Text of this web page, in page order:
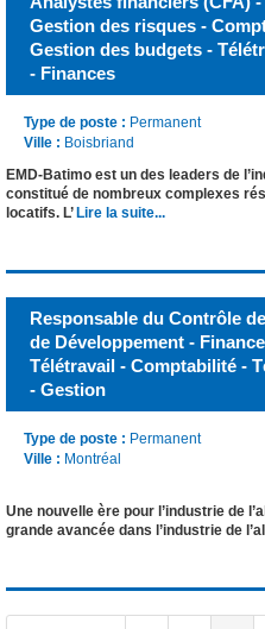
Gestion des risques -
Gestion des budgets -
- Finances
Type de poste : Permanent
Ville : Boisbriand
EMD-Batimo est un des leaders de
constitué de nombreux complexes
locatifs. L’ Lire la suite...
Responsable du Contrôle
de Développement -
Télétravail - Comptabilité -
- Gestion
Type de poste : Permanent
Ville : Montréal
Une nouvelle ère pour l’industrie de
grande avancée dans l’industrie de